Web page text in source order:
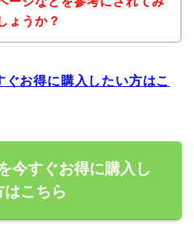
ょうか？
お得に購入したい方はこ
今すぐお得に購入し
はこちら